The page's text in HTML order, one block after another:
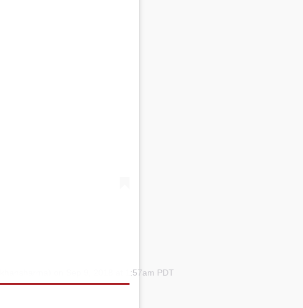
Sep 9, 2018 at 1:57am PDT